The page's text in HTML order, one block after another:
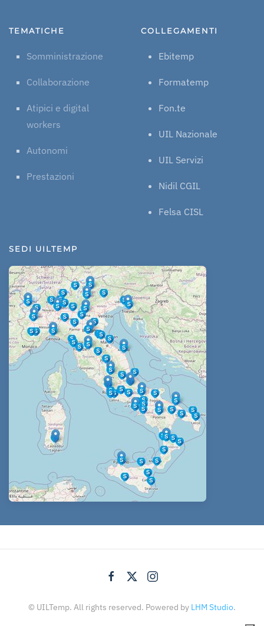
TEMATICHE
Somministrazione
Collaborazione
Atipici e digital
workers
Autonomi
Prestazioni
COLLEGAMENTI
Ebitemp
Formatemp
Fon.te
UIL Nazionale
UIL Servizi
Nidil CGIL
Felsa CISL
SEDI UILTEMP
© UILTemp. All rights reserved. Powered by LHM Studio.